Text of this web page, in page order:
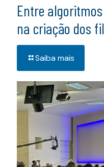
Entre
na criação dos
Saiba mais